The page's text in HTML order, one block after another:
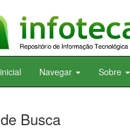
Navegar Sobre
Busca